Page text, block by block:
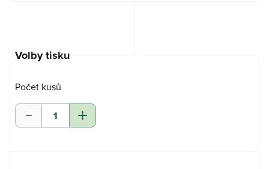
Volby tisku
Počet kusů